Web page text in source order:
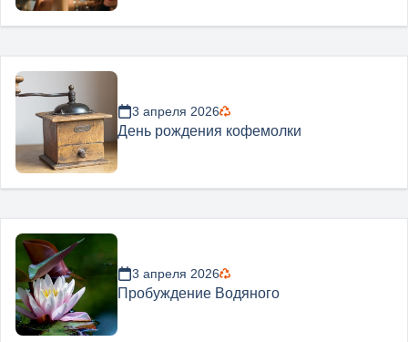
3 апреля 2026
День рождения кофемолки
3 апреля 2026
Пробуждение Водяного